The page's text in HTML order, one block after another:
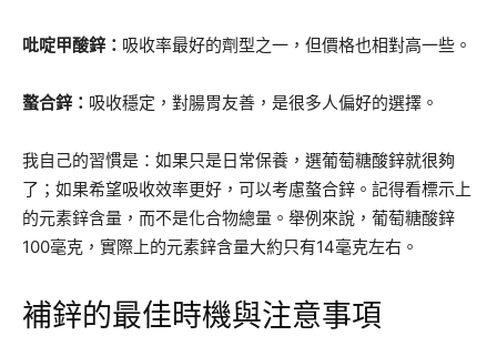
吡啶甲酸鋅： 吸收率最好的劑型之一，但價格也相對高一些。
螯合鋅： 吸收穩定，對腸胃友善，是很多人偏好的選擇。
我自己的習慣是：如果只是日常保養，選葡萄糖酸鋅就很夠
了；如果希望吸收效率更好，可以考慮螯合鋅。記得看標示上
的元素鋅含量，而不是化合物總量。舉例來說，葡萄糖酸鋅
100毫克，實際上的元素鋅含量大約只有14毫克左右。
補鋅的最佳時機與注意事項